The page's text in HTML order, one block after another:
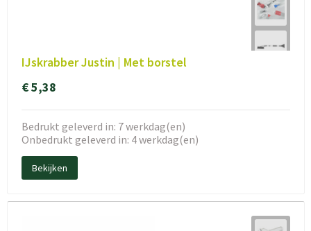
IJskrabber Justin | Met borstel
€ 5,38
Bedrukt geleverd in: 7 werkdag(en)
Onbedrukt geleverd in: 4 werkdag(en)
Bekijken